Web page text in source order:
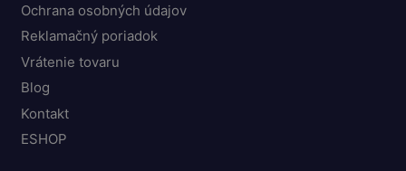
Ochrana osobných údajov
Reklamačný poriadok
Vrátenie tovaru
Blog
Kontakt
ESHOP